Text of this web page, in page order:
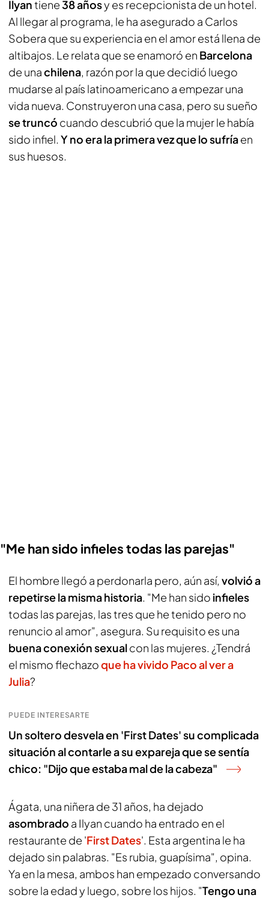
Ilyantiene38 añosy es recepcionista de un hotel.
Al llegar al programa, le ha asegurado a Carlos
Sobera que su experiencia en el amor está llena de
altibajos. Le relata que se enamoró en Barcelona
de unachilena, razón por la que decidió luego
mudarse al país latinoamericano a empezar una
vida nueva. Construyeron una casa, pero su sueño
se truncó cuando descubrió que la mujer le había
sido infiel. Y no era la primera vez que lo sufríaen
sus huesos.
"Me han sido infieles todas las parejas"
El hombre llegó a perdonarla pero, aún así, volvió a
repetirse la misma historia. "Me han sido infieles
todas las parejas, las tres que he tenido pero no
renuncio al amor", asegura. Su requisito es una
buena conexión sexualcon las mujeres. ¿Tendrá
el mismo flechazoque ha vivido Paco al ver a
Julia?
PUEDE INTERESARTE
Un soltero desvela en 'First Dates' su complicada
situación al contarle a su expareja que se sentía
chico: "Dijo que estaba mal de la cabeza"
Ágata, una niñera de 31 años, ha dejado
asombrado a Ilyan cuando ha entrado en el
restaurante de 'First Dates'. Esta argentina le ha
dejado sin palabras. "Es rubia, guapísima", opina.
Ya en la mesa, ambos han empezado conversando
sobre la edad y luego, sobre los hijos. "Tengo una